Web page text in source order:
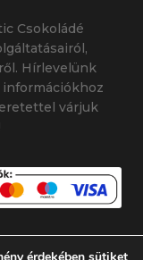
Csokoládé
Hírlevelünk
várjuk